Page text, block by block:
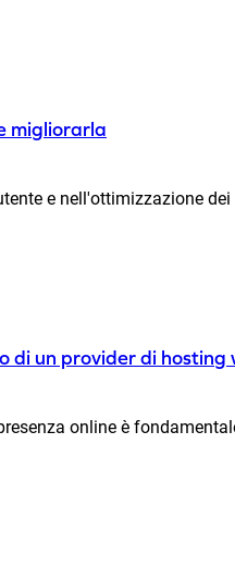
migliorarla
e nell'ottimizzazione
di un provider di
online è